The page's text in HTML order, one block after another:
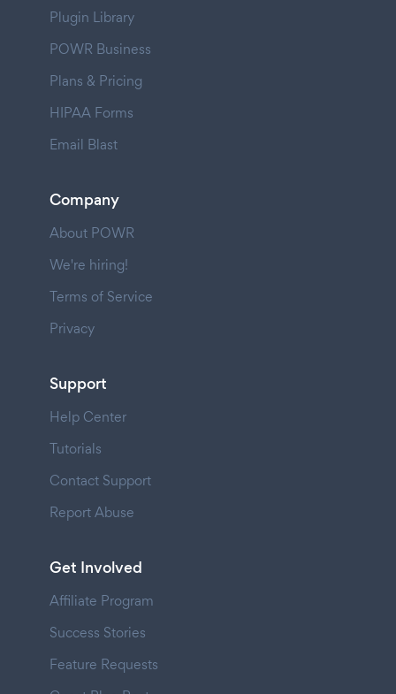
Plugin Library
POWR Business
Plans & Pricing
HIPAA Forms
Email Blast
Company
About POWR
We're hiring!
Terms of Service
Privacy
Support
Help Center
Tutorials
Contact Support
Report Abuse
Get Involved
Affiliate Program
Success Stories
Feature Requests